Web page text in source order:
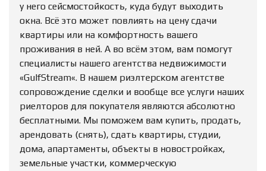
у него сейсмостойкость, куда будут выходить
окна. Всё это может повлиять на цену сдачи
квартиры или на комфортность вашего
проживания в ней. А во всём этом, вам помогут
специалисты нашего агентства недвижимости
«GulfStream«. В нашем риэлтерском агентстве
сопровождение сделки и вообще все услуги наших
риелторов для покупателя являются абсолютно
бесплатными. Мы поможем вам купить, продать,
арендовать (снять), сдать квартиры, студии,
дома, апартаменты, объекты в новостройках,
земельные участки, коммерческую